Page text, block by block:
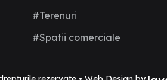
#Terenuri
#Spatii comerciale